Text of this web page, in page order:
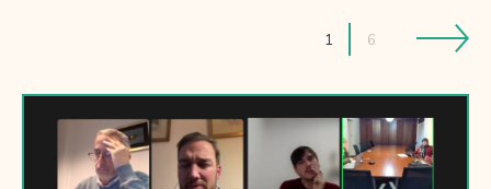
1 6